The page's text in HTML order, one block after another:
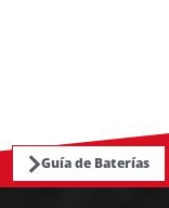
Guía de Baterías